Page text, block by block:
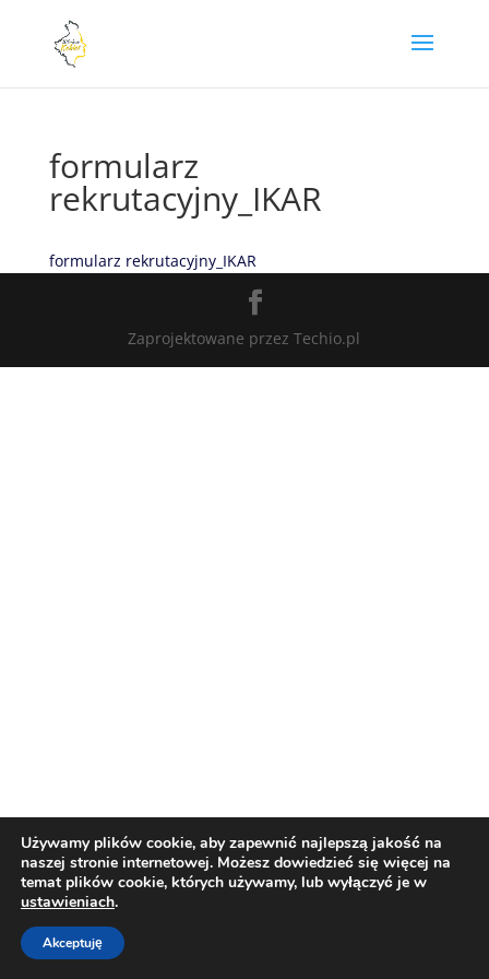
formularz
rekrutacyjny_IKAR
formularz rekrutacyjny_IKAR
Zaprojektowane przez Techio.pl
Używamy plików cookie, aby zapewnić najlepszą jakość na
naszej stronie internetowej. Możesz dowiedzieć się więcej na
temat plików cookie, których używamy, lub wyłączyć je w
ustawieniach.
Akceptuję